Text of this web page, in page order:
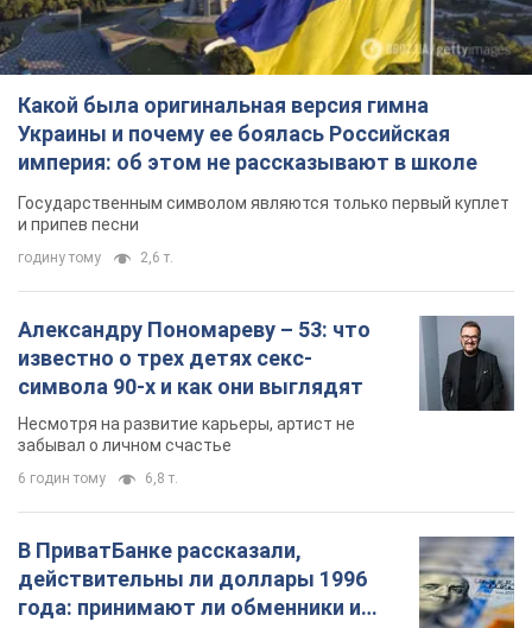
годину тому 2,6 т.
Александру Пономареву – 53: что
известно о трех детях секс-
символа 90-х и как они выглядят
забывал о личном счастье
действительны ли доллары 1996
года: принимают ли обменники и
банки такие купюры
принимают старые доллары